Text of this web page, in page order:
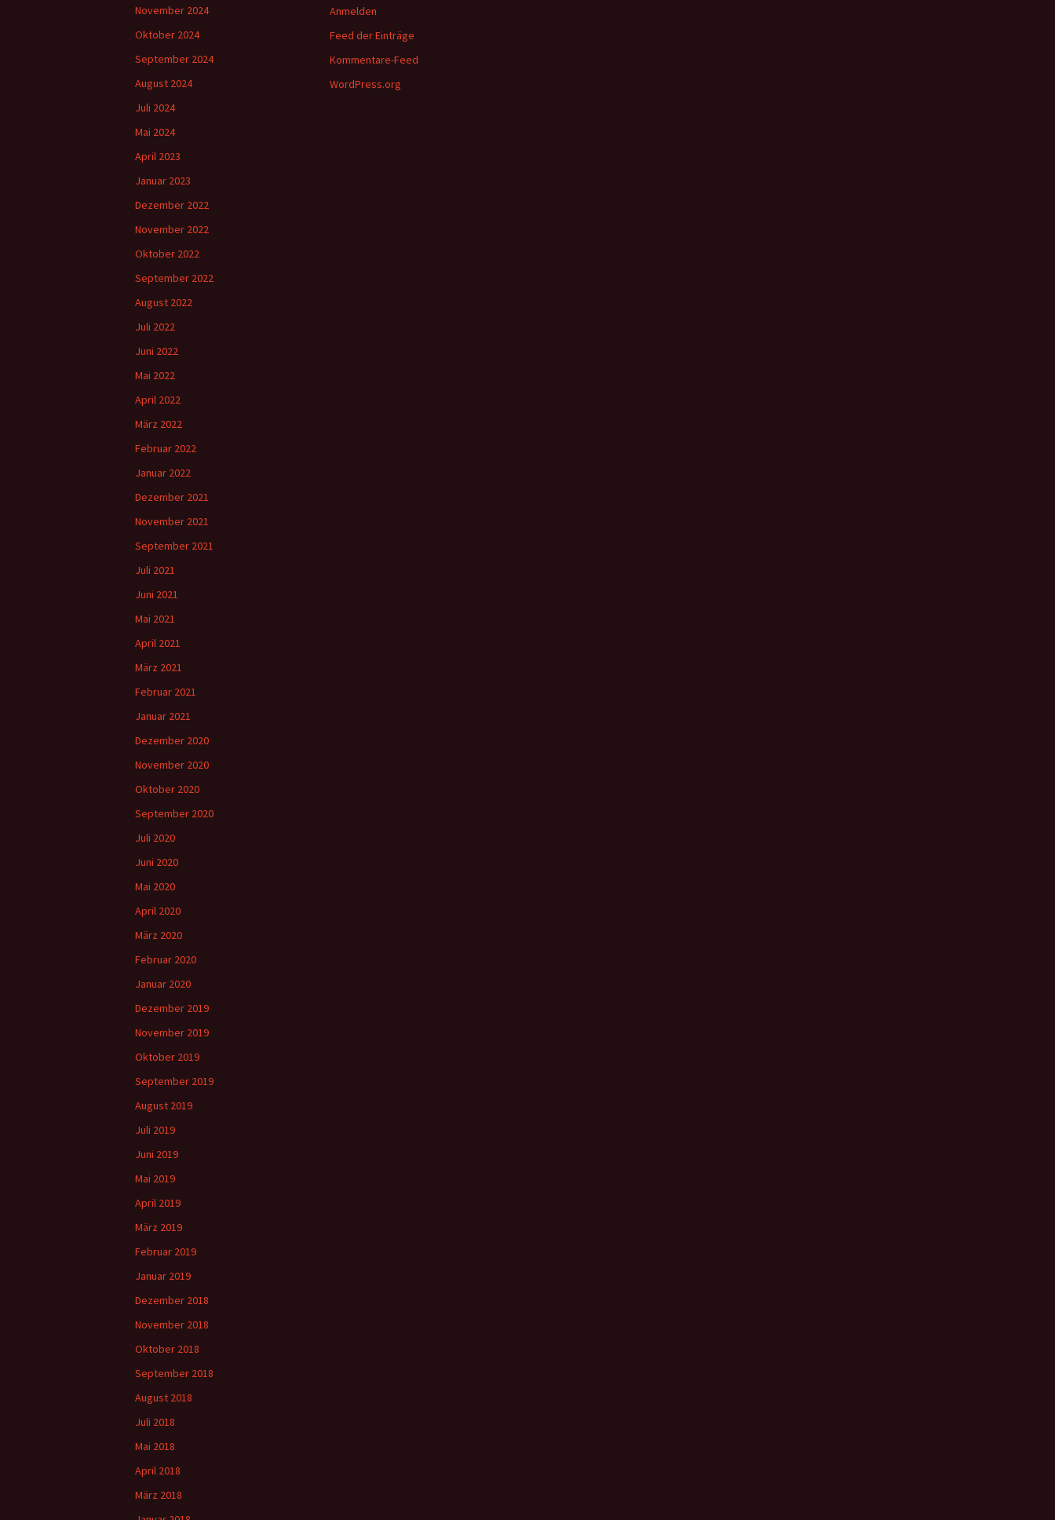
November 2024
Oktober 2024
September 2024
August 2024
Juli 2024
Mai 2024
April 2023
Januar 2023
Dezember 2022
November 2022
Oktober 2022
September 2022
August 2022
Juli 2022
Juni 2022
Mai 2022
April 2022
März 2022
Februar 2022
Januar 2022
Dezember 2021
November 2021
September 2021
Juli 2021
Juni 2021
Mai 2021
April 2021
März 2021
Februar 2021
Januar 2021
Dezember 2020
November 2020
Oktober 2020
September 2020
Juli 2020
Juni 2020
Mai 2020
April 2020
März 2020
Februar 2020
Januar 2020
Dezember 2019
November 2019
Oktober 2019
September 2019
August 2019
Juli 2019
Juni 2019
Mai 2019
April 2019
März 2019
Februar 2019
Januar 2019
Dezember 2018
November 2018
Oktober 2018
September 2018
August 2018
Juli 2018
Mai 2018
April 2018
März 2018
Anmelden
Feed der Einträge
Kommentare-Feed
WordPress.org